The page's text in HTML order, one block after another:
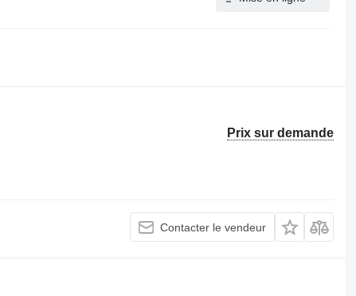
Prix sur demande
Contacter le vendeur